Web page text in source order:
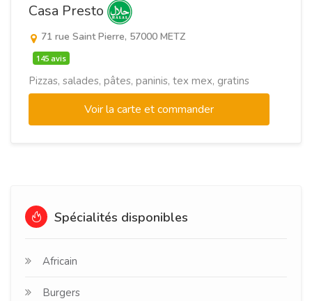
Casa Presto
71 rue Saint Pierre, 57000 METZ
145 avis
Pizzas, salades, pâtes, paninis, tex mex, gratins
Voir la carte et commander
Spécialités disponibles
Africain
Burgers